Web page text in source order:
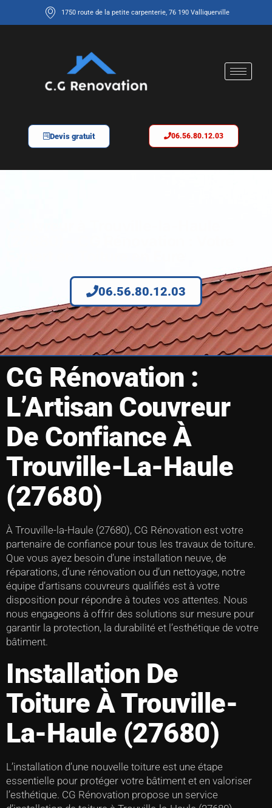
1750 route de la petite carpenterie, 76 190 Valliquerville
Devis gratuit 06.56.80.12.03
06.56.80.12.03
CG Rénovation :
L’Artisan Couvreur
De Confiance À
Trouville-La-Haule
(27680)
À Trouville-la-Haule (27680), CG Rénovation est votre
partenaire de confiance pour tous les travaux de toiture.
Que vous ayez besoin d’une installation neuve, de
réparations, d’une rénovation ou d’un nettoyage, notre
équipe d’artisans couvreurs qualifiés est à votre
disposition pour répondre à toutes vos attentes. Nous
nous engageons à offrir des solutions sur mesure pour
garantir la protection, la durabilité et l’esthétique de votre
bâtiment.
Installation De
Toiture À Trouville-
La-Haule (27680)
L’installation d’une nouvelle toiture est une étape
essentielle pour protéger votre bâtiment et en valoriser
l’esthétique. CG Rénovation propose un service